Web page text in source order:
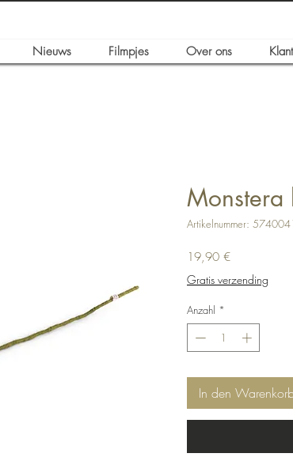
Nieuws Filmpjes Over ons
Monstera
Artikelnummer:
19,90 €Preis
Gratis verzending
Anzahl *
In den